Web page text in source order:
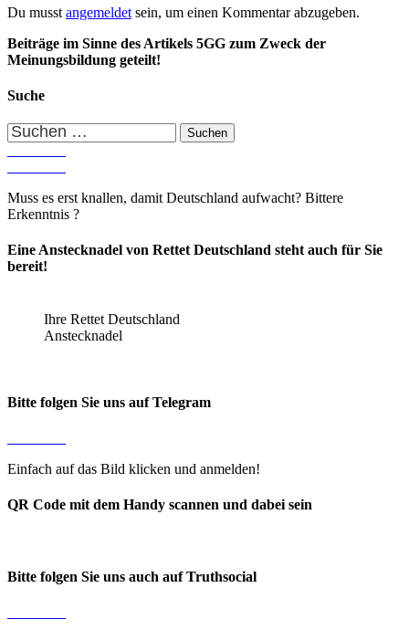
Du musst angemeldet sein, um einen Kommentar abzugeben.
Beiträge im Sinne des Artikels 5GG zum Zweck der
Meinungsbildung geteilt!
Suche
Suchen
nach:
Muss es erst knallen, damit Deutschland aufwacht? Bittere
Erkenntnis ?
Eine Anstecknadel von Rettet Deutschland steht auch für Sie
bereit!
Ihre Rettet Deutschland
Anstecknadel
Bitte folgen Sie uns auf Telegram
Einfach auf das Bild klicken und anmelden!
QR Code mit dem Handy scannen und dabei sein
Bitte folgen Sie uns auch auf Truthsocial